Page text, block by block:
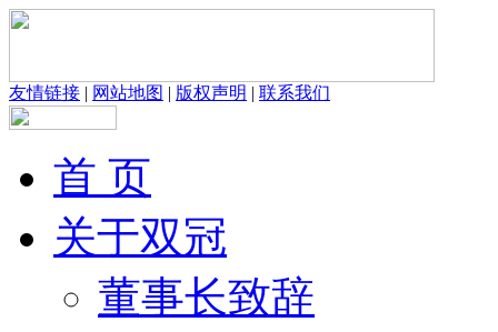
友情链接 | 网站地图 | 版权声明 | 联系我们
首 页
关于双冠
董事长致辞